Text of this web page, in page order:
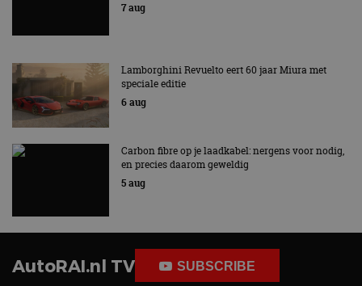
7 aug
Lamborghini Revuelto eert 60 jaar Miura met
speciale editie
6 aug
Carbon fibre op je laadkabel: nergens voor nodig,
en precies daarom geweldig
5 aug
AutoRAI.nl TV SUBSCRIBE